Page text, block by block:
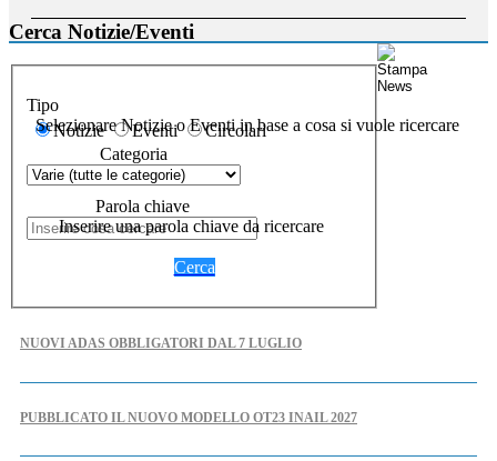
Cerca Notizie/Eventi
Tipo
Selezionare Notizie o Eventi in base a cosa si vuole ricercare
Notizie Eventi
Circolari
Categoria
Parola chiave
Inserire una parola chiave da ricercare
Cerca
NUOVI ADAS OBBLIGATORI DAL 7 LUGLIO
PUBBLICATO IL NUOVO MODELLO OT23 INAIL 2027